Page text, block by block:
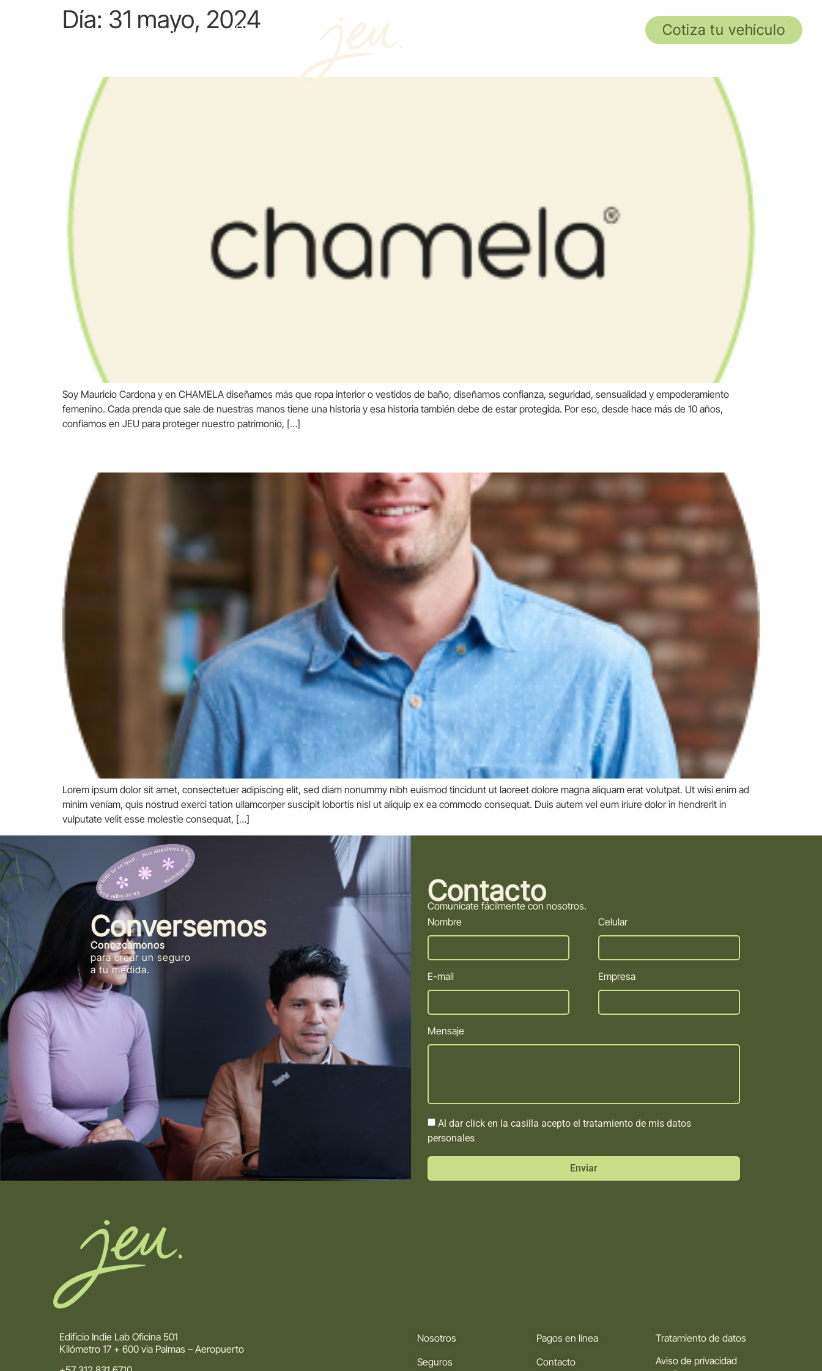
Nosotros Seguros Blog Cotiza tu vehículo
Día: 31 mayo, 2024
Soy Mauricio Cardona y en CHAMELA diseñamos más que ropa interior o vestidos de baño, diseñamos confianza, seguridad, sensualidad y empoderamiento
femenino. Cada prenda que sale de nuestras manos tiene una historia y esa historia también debe de estar protegida. Por eso, desde hace más de 10 años,
confiamos en JEU para proteger nuestro patrimonio, […]
Lorem ipsum dolor sit amet, consectetuer adipiscing elit, sed diam nonummy nibh euismod tincidunt ut laoreet dolore magna aliquam erat volutpat. Ut wisi enim ad
minim veniam, quis nostrud exerci tation ullamcorper suscipit lobortis nisl ut aliquip ex ea commodo consequat. Duis autem vel eum iriure dolor in hendrerit in
vulputate velit esse molestie consequat, […]
Conversemos
Conozcámonos
para crear un seguro
a tu medida.
Contacto
Comunícate fácilmente con nosotros.
Nombre
Celular
E-mail Empresa
Mensaje
Al dar click en la casilla acepto el tratamiento de mis datos
personales
Enviar
Edificio Indie Lab Oficina 501
Kilómetro 17 + 600 via Palmas – Aeropuerto
Nosotros
Seguros
Pagos en línea
Contacto
Tratamiento de datos
Aviso de prívacidad